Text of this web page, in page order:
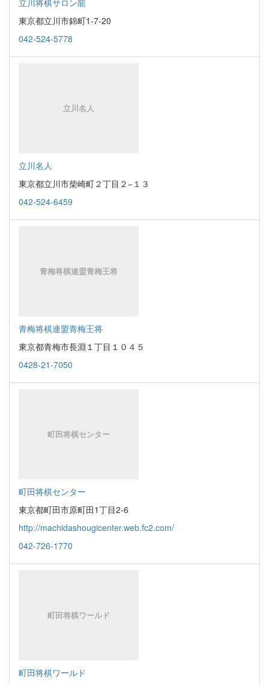
立川将棋サロン龍
東京都立川市錦町1-7-20
042-524-5778
立川名人
東京都立川市柴崎町２丁目２−１３
042-524-6459
青梅将棋連盟青梅王将
東京都青梅市長淵１丁目１０４５
0428-21-7050
町田将棋センター
東京都町田市原町田1丁目2-6
http://machidashougicenter.web.fc2.com/
042-726-1770
町田将棋ワールド